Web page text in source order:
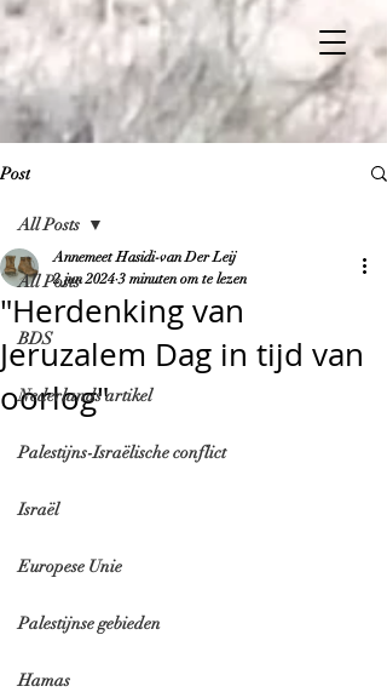
Post
All Posts
BDS
Nederlands artikel
Palestijns-Israëlische conflict
Israël
Europese Unie
Palestijnse gebieden
Hamas
All Posts
"Herdenking van
Jeruzalem Dag in tijd van
oorlog"
Annemeet Hasidi-van Der Leij
2 jun 2024 3 minuten om te lezen